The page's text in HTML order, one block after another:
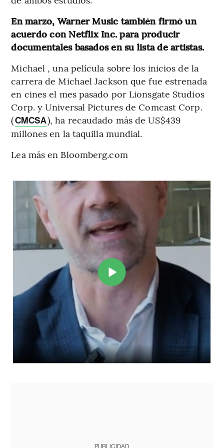
En marzo, Warner Music también firmó un
acuerdo con Netflix Inc. para producir
documentales basados ​​en su lista de artistas.
Michael , una película sobre los inicios de la
carrera de Michael Jackson que fue estrenada
en cines el mes pasado por Lionsgate Studios
Corp. y Universal Pictures de Comcast Corp.
(CMCSA), ha recaudado más de US$439
millones en la taquilla mundial.
Lea más en Bloomberg.com